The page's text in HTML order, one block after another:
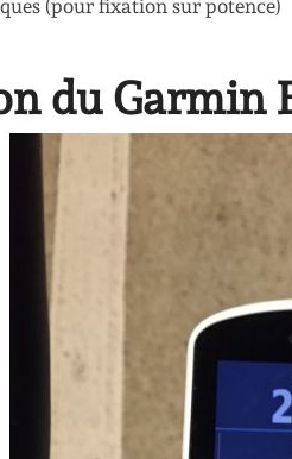
(pour fixation sur potence)
du Garmin